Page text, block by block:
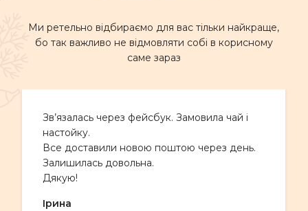
Ми ретельно відбираємо для вас тільки найкраще,
бо так важливо не відмовляти собі в корисному
саме зараз
Зв’язалась через фейсбук. Замовила чай і
настойку.
Все доставили новою поштою через день.
Залишилась довольна.
Дякую!
Ірина